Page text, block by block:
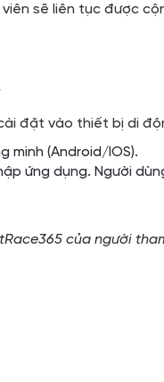
sẽ liên tục được
đặt vào thiết bị di
(Android/IOS).
ứng dụng. Người
của người